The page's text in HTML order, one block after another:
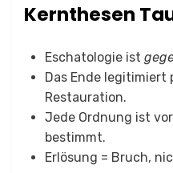
Kernthesen
Eschatologie ist
Das Ende
Restauration.
Jede Ordnung ist
bestimmt.
Erlösung = Bruch,